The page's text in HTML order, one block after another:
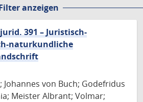
anzeigen
391 – Juristisch-
naturkundliche
Johannes von Buch; Godefridus
Meister Albrant; Volmar;